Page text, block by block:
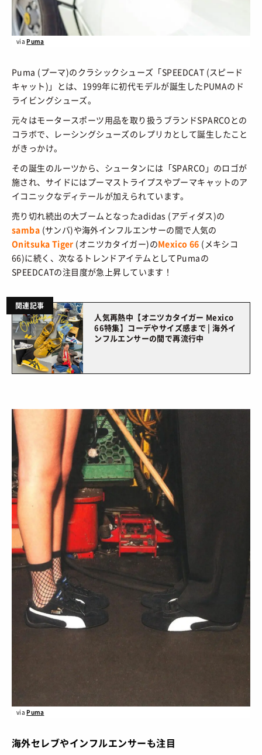
via Puma
Puma (プーマ)のクラシックシューズ「SPEEDCAT (スピード
キャット)」とは、1999年に初代モデルが誕生したPUMAのド
ライビングシューズ。
元々はモータースポーツ用品を取り扱うブランドSPARCOとの
コラボで、レーシングシューズのレプリカとして誕生したこと
がきっかけ。
その誕生のルーツから、シュータンには「SPARCO」のロゴが
施され、サイドにはプーマストライプスやプーマキャットのア
イコニックなディテールが加えられています。
売り切れ続出の大ブームとなったadidas (アディダス)の
samba (サンバ)や海外インフルエンサーの間で人気の
Onitsuka Tiger (オニツカタイガー)のMexico 66 (メキシコ
66)に続く、次なるトレンドアイテムとしてPumaの
SPEEDCATの注目度が急上昇しています！
関連記事
人気再熱中【オニツカタイガー Mexico
66特集】コーデやサイズ感まで | 海外イ
ンフルエンサーの間で再流行中
via Puma
海外セレブやインフルエンサーも注目